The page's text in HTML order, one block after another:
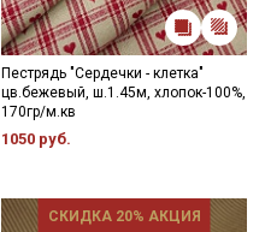
Пестрядь "Сердечки - клетка"
цв.бежевый, ш.1.45м, хлопок-100%,
170гр/м.кв
1050 руб.
СКИДКА 20% АКЦИЯ